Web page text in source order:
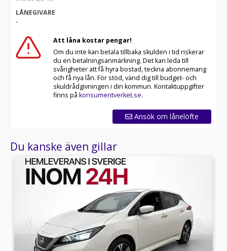
* Erbjuder hemleverans i hela Sverige
* 14 dagars helförsäkring via Folksam
* Över 10 tusen omdömen på Trustpilot
* Våra bilar är testade på över 100 punkter
* Kvalitetssäkrade bilar
Telefontider:
Besökstider i butik:
Skydda din bil med vårt trygghetspaket. Välj mellan 12-
60 månaders garanti och komplettera med extra
och enkelt hos oss.
Med korta lagertider försvinner våra bilar snabbt! Ring
oss idag för att reservera din bil: 08-572 142 40. Vi
erbjuder även skräddarsydd finansiering och 14 dagars
fri försäkring från Folksam.
Se hur vi genomför våra tester här:
Välkomna!
LÅNEGIVARE
-
Att låna kostar pengar!
Om du inte kan betala tillbaka skulden i tid riskerar
du en betalningsanmärkning. Det kan leda till
svårigheter att få hyra bostad, teckna abonnemang
och få nya lån. För stöd, vänd dig till budget- och
skuldrådgivningen i din kommun. Kontaktuppgifter
finns på konsumentverket.se.
Ansök om lånelöfte
Du kanske även gillar